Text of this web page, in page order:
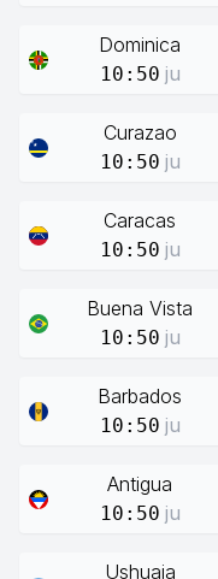
Dominica
10:50 ju
Curazao
10:50 ju
Caracas
10:50 ju
Buena Vista
10:50 ju
Barbados
10:50 ju
Antigua
10:50 ju
Ushuaia